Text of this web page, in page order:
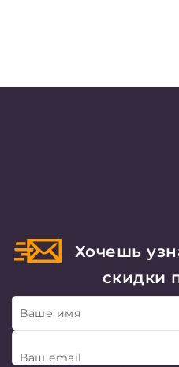
Хочешь
скидки
Ваше имя
Ваш email